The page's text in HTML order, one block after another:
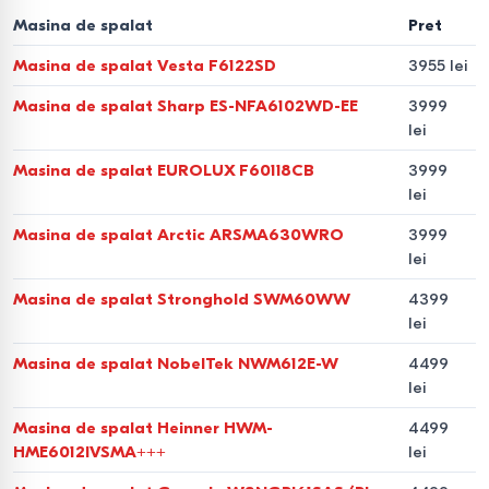
De ce sunt importanți
parametrii tehnici
Capacitatea și viteza de
centrifugare
Capacitatea indică cantitatea de rufe ce poate fi spălată
într-un ciclu: 5–7 kg sunt suficiente pentru 1–2 persoane,
iar 8–10 kg sunt recomandate pentru familii. Viteza de
centrifugare (1200–1400 rotații/min) reduce umiditatea
Nivelul de zgomot și confortul
Într-un apartament este important ca mașina de spălat să
Masina de spalat Pret
Masina de spalat Vesta F6122SD 3955 lei
Masina de spalat Sharp ES-NFA6102WD-EE
3999
lei
Masina de spalat EUROLUX F60118CB
3999
lei
Masina de spalat Arctic ARSMA630WRO
3999
lei
Masina de spalat Stronghold SWM60WW
4399
lei
Masina de spalat NobelTek NWM612E-W
4499
lei
Masina de spalat Heinner HWM-
HME6012IVSMA+++
4499
lei